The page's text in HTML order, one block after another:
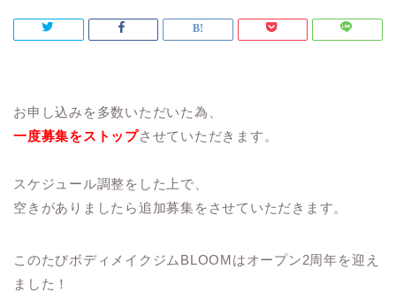
お申し込みを多数いただいた為、
一度募集をストップさせていただきます。
スケジュール調整をした上で、
空きがありましたら追加募集をさせていただきます。
このたびボディメイクジムBLOOMはオープン2周年を迎え
ました！